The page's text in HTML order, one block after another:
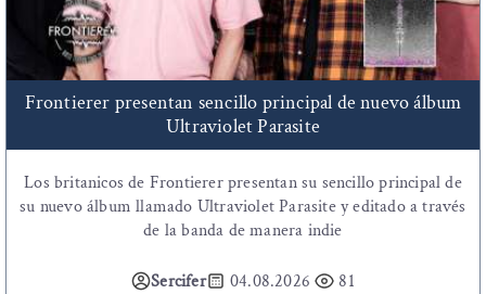
Frontierer presentan sencillo principal de nuevo álbum
Ultraviolet Parasite
Los britanicos de Frontierer presentan su sencillo principal de
su nuevo álbum llamado Ultraviolet Parasite y editado a través
de la banda de manera indie
Sercifer 04.08.2026 81